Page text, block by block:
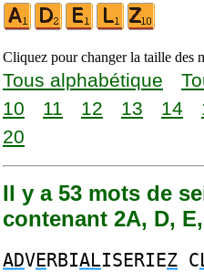
Cliquez pour changer la taille des
Tous alphabétique
10
11 12 13 14
20
Il y a 53 mots de
contenant 2A, D,
ADVERBIALISERIEZ C